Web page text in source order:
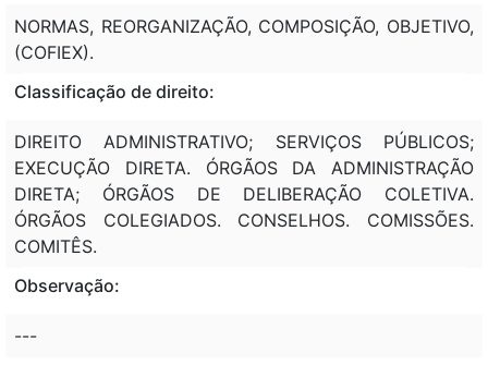
NORMAS, REORGANIZAÇÃO, COMPOSIÇÃO, OBJETIVO,
(COFIEX).
Classificação de direito:
DIREITO ADMINISTRATIVO; SERVIÇOS PÚBLICOS;
EXECUÇÃO DIRETA. ÓRGÃOS DA ADMINISTRAÇÃO
DIRETA; ÓRGÃOS DE DELIBERAÇÃO COLETIVA.
ÓRGÃOS COLEGIADOS. CONSELHOS. COMISSÕES.
COMITÊS.
Observação:
---